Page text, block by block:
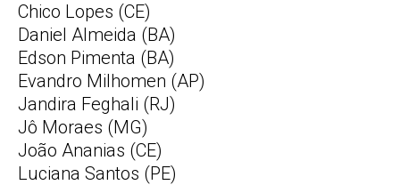
Chico Lopes (CE)
Daniel Almeida (BA)
Edson Pimenta (BA)
Evandro Milhomen (AP)
Jandira Feghali (RJ)
Jô Moraes (MG)
João Ananias (CE)
Luciana Santos (PE)